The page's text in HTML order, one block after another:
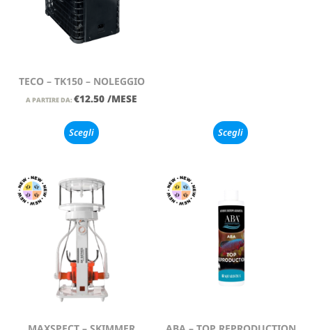
TECO – TK150 – NOLEGGIO
A PARTIRE DA: €12.50 /MESE
Scegli Scegli